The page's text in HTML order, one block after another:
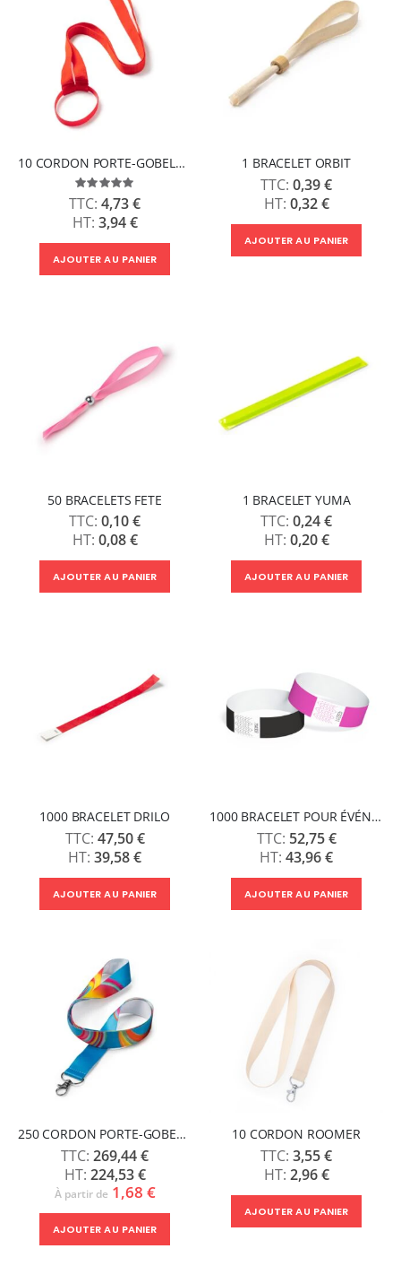
10 CORDON PORTE-GOBELET ALDAZ
Évaluation:
100%
4,73 €
3,94 €
AJOUTER AU PANIER
1 BRACELET ORBIT
0,39 €
0,32 €
AJOUTER AU PANIER
50 BRACELETS FETE
0,10 €
0,08 €
AJOUTER AU PANIER
1 BRACELET YUMA
0,24 €
0,20 €
AJOUTER AU PANIER
1000 BRACELET DRILO
47,50 €
39,58 €
AJOUTER AU PANIER
1000 BRACELET POUR ÉVÉNEMENTS PARTY
52,75 €
43,96 €
AJOUTER AU PANIER
250 CORDON PORTE-GOBELET ELVIS
269,44 €
224,53 €
À partir de 1,68 €
AJOUTER AU PANIER
10 CORDON ROOMER
3,55 €
2,96 €
AJOUTER AU PANIER